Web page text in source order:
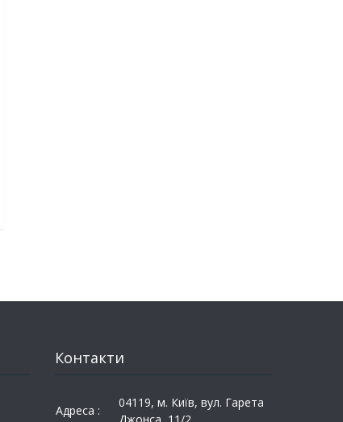
Контакти
Адреса :
04119, м. Київ, вул. Гарета